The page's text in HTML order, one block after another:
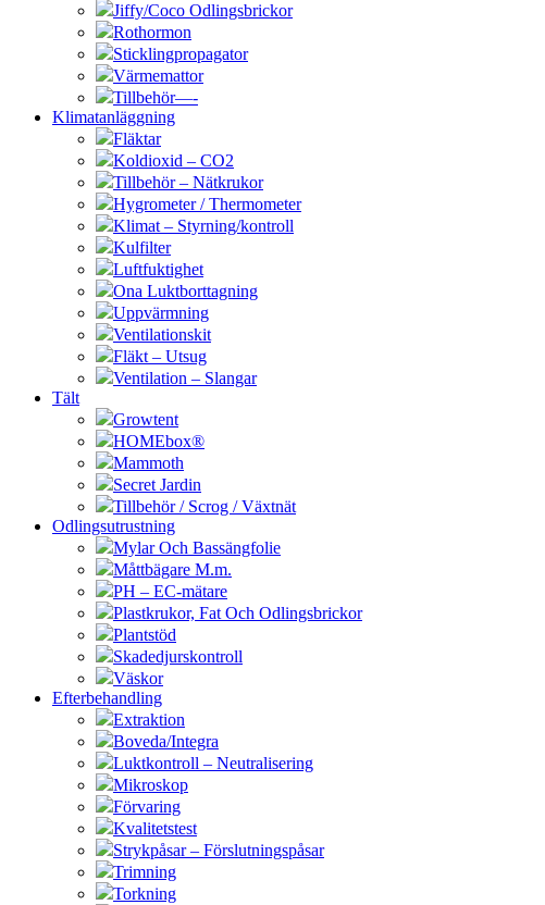
Jiffy/Coco Odlingsbrickor
Rothormon
Sticklingpropagator
Värmemattor
Tillbehör—-
Klimatanläggning
Fläktar
Koldioxid – CO2
Tillbehör – Nätkrukor
Hygrometer / Thermometer
Klimat – Styrning/kontroll
Kulfilter
Luftfuktighet
Ona Luktborttagning
Uppvärmning
Ventilationskit
Fläkt – Utsug
Ventilation – Slangar
Tält
Growtent
HOMEbox®
Mammoth
Secret Jardin
Tillbehör / Scrog / Växtnät
Odlingsutrustning
Mylar Och Bassängfolie
Måttbägare M.m.
PH – EC-mätare
Plastkrukor, Fat Och Odlingsbrickor
Plantstöd
Skadedjurskontroll
Väskor
Efterbehandling
Extraktion
Boveda/Integra
Luktkontroll – Neutralisering
Mikroskop
Förvaring
Kvalitetstest
Strykpåsar – Förslutningspåsar
Trimning
Torkning